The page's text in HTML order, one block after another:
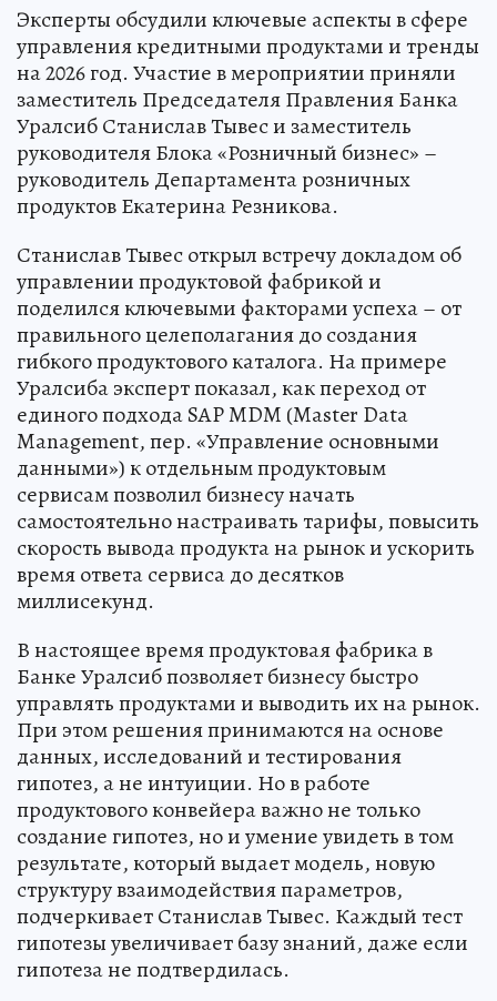
Эксперты обсудили ключевые аспекты в сфере
управления кредитными продуктами и тренды
на 2026 год. Участие в мероприятии приняли
заместитель Председателя Правления Банка
Уралсиб Станислав Тывес и заместитель
руководителя Блока «Розничный бизнес» –
руководитель Департамента розничных
продуктов Екатерина Резникова.
Станислав Тывес открыл встречу докладом об
управлении продуктовой фабрикой и
поделился ключевыми факторами успеха – от
правильного целеполагания до создания
гибкого продуктового каталога. На примере
Уралсиба эксперт показал, как переход от
единого подхода SAP MDM (Master Data
Management, пер. «Управление основными
данными») к отдельным продуктовым
сервисам позволил бизнесу начать
самостоятельно настраивать тарифы, повысить
скорость вывода продукта на рынок и ускорить
время ответа сервиса до десятков
миллисекунд.
В настоящее время продуктовая фабрика в
Банке Уралсиб позволяет бизнесу быстро
управлять продуктами и выводить их на рынок.
При этом решения принимаются на основе
данных, исследований и тестирования
гипотез, а не интуиции. Но в работе
продуктового конвейера важно не только
создание гипотез, но и умение увидеть в том
результате, который выдает модель, новую
структуру взаимодействия параметров,
подчеркивает Станислав Тывес. Каждый тест
гипотезы увеличивает базу знаний, даже если
гипотеза не подтвердилась.